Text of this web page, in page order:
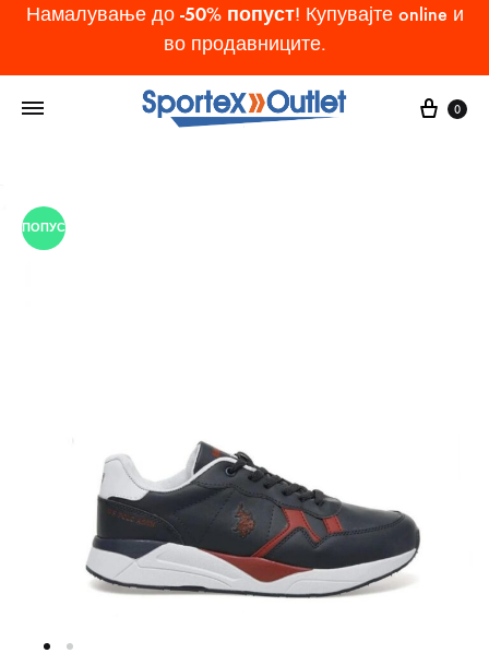
Намалување до -50% попуст! Купувајте online и
во продавниците.
Cart
0
ПОПУСТ